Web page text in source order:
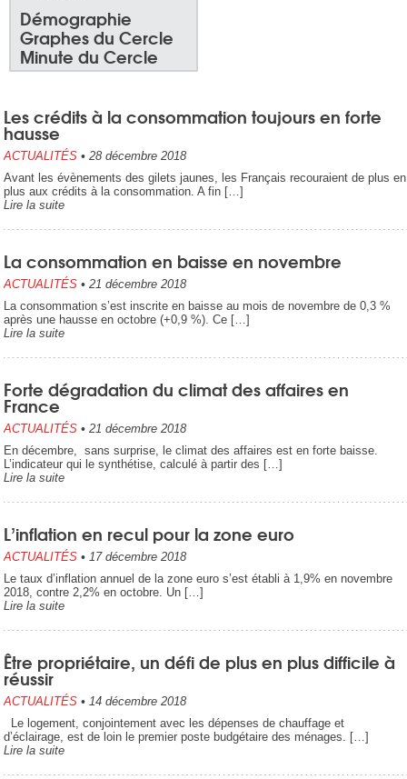
Démographie
Graphes du Cercle
Minute du Cercle
Les crédits à la consommation toujours en forte
hausse
ACTUALITÉS • 28 décembre 2018
Avant les évènements des gilets jaunes, les Français recouraient de plus en
plus aux crédits à la consommation. A fin […]
Lire la suite
La consommation en baisse en novembre
ACTUALITÉS • 21 décembre 2018
La consommation s’est inscrite en baisse au mois de novembre de 0,3 %
après une hausse en octobre (+0,9 %). Ce […]
Lire la suite
Forte dégradation du climat des affaires en
France
ACTUALITÉS • 21 décembre 2018
En décembre, sans surprise, le climat des affaires est en forte baisse.
L’indicateur qui le synthétise, calculé à partir des […]
Lire la suite
L’inflation en recul pour la zone euro
ACTUALITÉS • 17 décembre 2018
Le taux d’inflation annuel de la zone euro s’est établi à 1,9% en novembre
2018, contre 2,2% en octobre. Un […]
Lire la suite
Être propriétaire, un défi de plus en plus difficile à
réussir
ACTUALITÉS • 14 décembre 2018
Le logement, conjointement avec les dépenses de chauffage et
d’éclairage, est de loin le premier poste budgétaire des ménages. […]
Lire la suite